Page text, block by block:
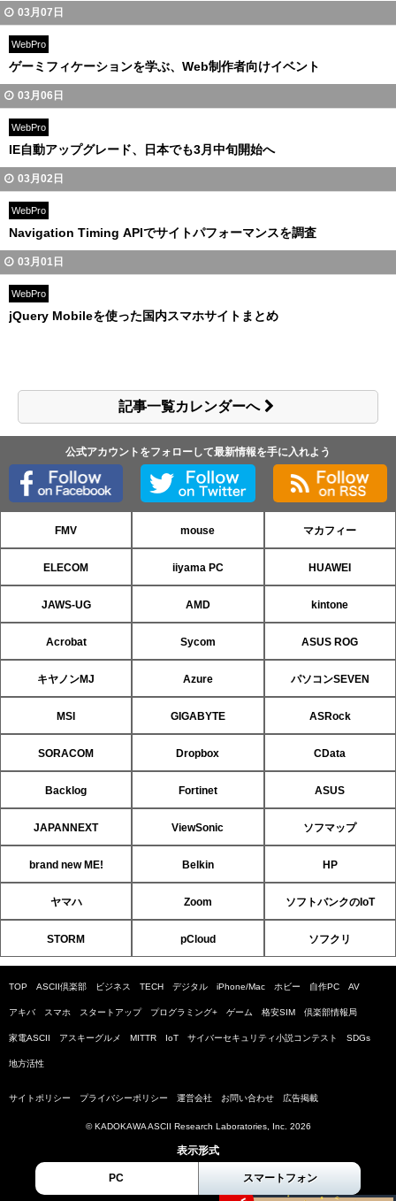
03月07日
WebPro
ゲーミフィケーションを学ぶ、Web制作者向けイベント
03月06日
WebPro
IE自動アップグレード、日本でも3月中旬開始へ
03月02日
WebPro
Navigation Timing APIでサイトパフォーマンスを調査
03月01日
WebPro
jQuery Mobileを使った国内スマホサイトまとめ
記事一覧カレンダーへ
公式アカウントをフォローして最新情報を手に入れよう
FMV mouse マカフィー
ELECOM iiyama PC HUAWEI
JAWS-UG AMD kintone
Acrobat Sycom ASUS ROG
キヤノンMJ Azure パソコンSEVEN
MSI GIGABYTE ASRock
SORACOM Dropbox CData
Backlog Fortinet ASUS
JAPANNEXT ViewSonic ソフマップ
brand new ME! Belkin HP
ヤマハ Zoom ソフトバンクのIoT
STORM pCloud ソフクリ
TOP ASCII倶楽部 ビジネス TECH デジタル iPhone/Mac ホビー 自作PC AV
アキバ スマホ スタートアップ プログラミング+ ゲーム 格安SIM 倶楽部情報局
家電ASCII アスキーグルメ MITTR IoT サイバーセキュリティ小説コンテスト SDGs
地方活性
サイトポリシー プライバシーポリシー 運営会社 お問い合わせ 広告掲載
© KADOKAWA ASCII Research Laboratories, Inc. 2026
表示形式
PC スマートフォン